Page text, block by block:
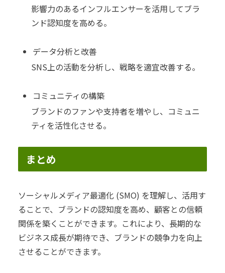
影響力のあるインフルエンサーを活用してブラ
ンド認知度を高める。
データ分析と改善
SNS上の活動を分析し、戦略を適宜改善する。
コミュニティの構築
ブランドのファンや支持者を増やし、コミュニ
ティを活性化させる。
まとめ
ソーシャルメディア最適化 (SMO) を理解し、活用す
ることで、ブランドの認知度を高め、顧客との信頼
関係を築くことができます。これにより、長期的な
ビジネス成長が期待でき、ブランドの競争力を向上
させることができます。